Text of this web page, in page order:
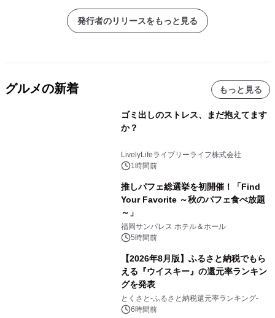
発行者のリリースをもっと見る
グルメの新着 もっと見る
ゴミ出しのストレス、まだ抱えてます
か？
LivelyLifeライブリーライフ株式会社
1時間前
推しパフェ総選挙を初開催！「Find
Your Favorite ～秋のパフェ食べ放題
～」
福岡サンパレス ホテル＆ホール
5時間前
【2026年8月版】ふるさと納税でもら
える『ウイスキー』の還元率ランキン
グを発表
とくさと-ふるさと納税還元率ランキング-
6時間前